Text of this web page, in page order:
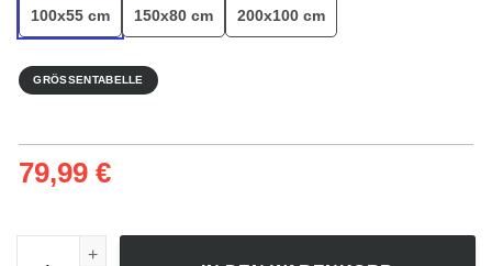
100x55 cm 150x80 cm 200x100 cm
GRÖSSENTABELLE
79,99 €
Leinwandbild Tokyo Ghoul 17 Wandbilder Kunstdrucke Menge